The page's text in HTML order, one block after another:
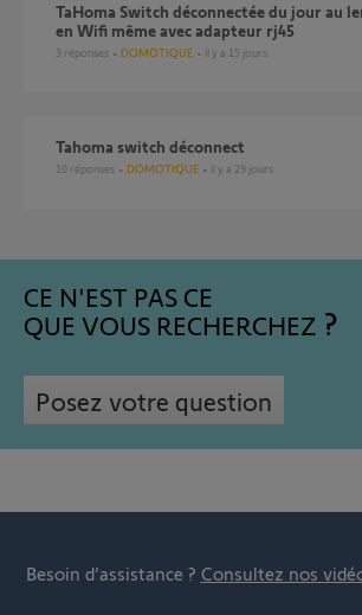
TaHoma Switch déconnectée du jour au lendemain, échec
en Wifi même avec adapteur rj45
3 réponses DOMOTIQUE il y a 15 jours
Tahoma switch déconnect
10 réponses DOMOTIQUE il y a 29 jours
CE N'EST PAS CE
QUE VOUS RECHERCHEZ
Posez votre question
Besoin d’assistance ? Consultez nos